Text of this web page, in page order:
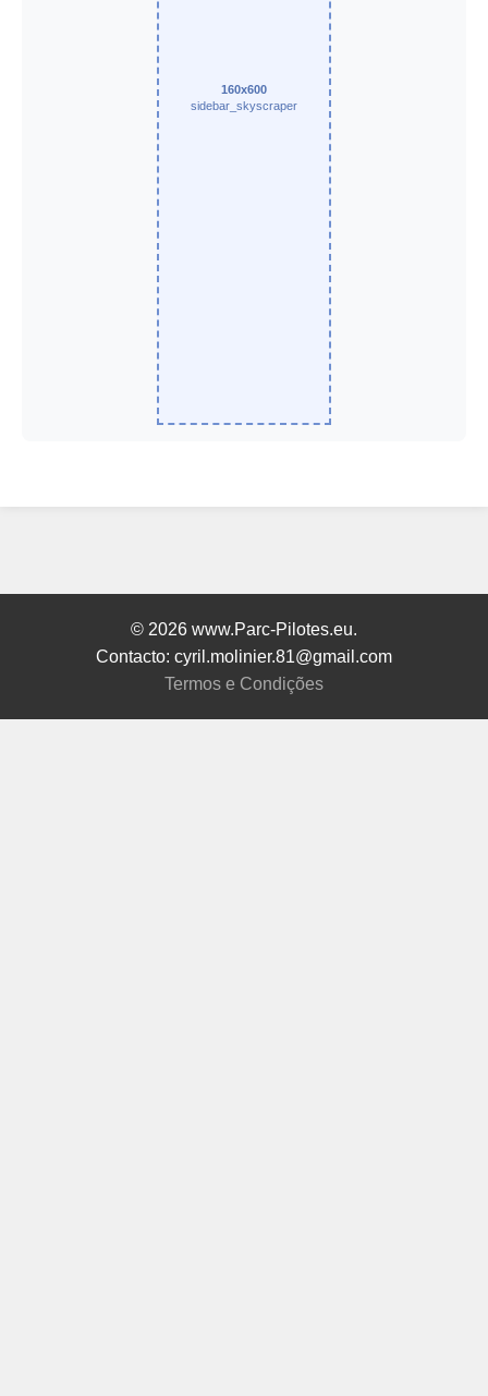
160x600
sidebar_skyscraper
© 2026 www.Parc-Pilotes.eu.
Contacto: cyril.molinier.81@gmail.com
Termos e Condições